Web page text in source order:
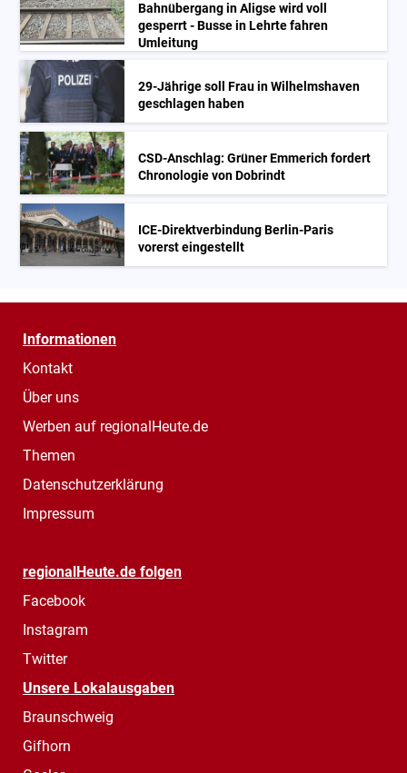
Bahnübergang in Aligse wird voll
gesperrt - Busse in Lehrte fahren
Umleitung
29-Jährige soll Frau in Wilhelmshaven
geschlagen haben
CSD-Anschlag: Grüner Emmerich fordert
Chronologie von Dobrindt
ICE-Direktverbindung Berlin-Paris
vorerst eingestellt
Informationen
Kontakt
Über uns
Werben auf regionalHeute.de
Themen
Datenschutzerklärung
Impressum
regionalHeute.de folgen
Facebook
Instagram
Twitter
Unsere Lokalausgaben
Braunschweig
Gifhorn